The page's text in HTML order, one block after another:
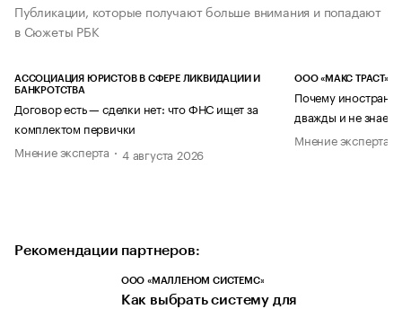
Публикации, которые получают больше внимания и попадают
в Сюжеты РБК
АССОЦИАЦИЯ ЮРИСТОВ В СФЕРЕ ЛИКВИДАЦИИ И
БАНКРОТСТВА
Договор есть — сделки нет: что ФНС ищет за
комплектом первички
Мнение эксперта
4 августа 2026
ООО «МАКС ТРАСТ»
Почему
дважды и не знает
Мнение эксперта
Рекомендации партнеров:
ООО «МАЛЛЕНОМ СИСТЕМС»
Как выбрать систему для